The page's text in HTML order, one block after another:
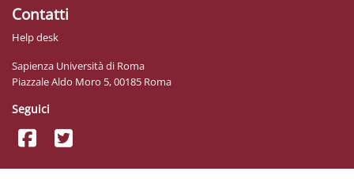
Contatti
Help desk
Sapienza Università di Roma
Piazzale Aldo Moro 5, 00185 Roma
Seguici